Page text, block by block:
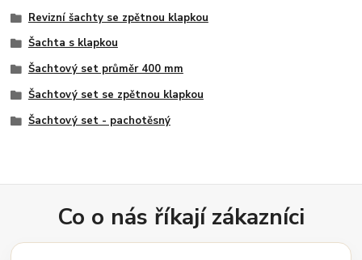
Revizní šachty se zpětnou klapkou
Šachta s klapkou
Šachtový set průměr 400 mm
Šachtový set se zpětnou klapkou
Šachtový set - pachotěsný
Co o nás říkají zákazníci